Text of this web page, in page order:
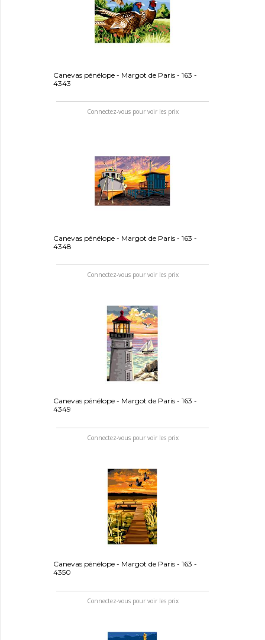
Canevas pénélope - Margot de Paris - 163 -
4343
Connectez-vous pour voir les prix
Canevas pénélope - Margot de Paris - 163 -
4348
Connectez-vous pour voir les prix
Canevas pénélope - Margot de Paris - 163 -
4349
Connectez-vous pour voir les prix
Canevas pénélope - Margot de Paris - 163 -
4350
Connectez-vous pour voir les prix